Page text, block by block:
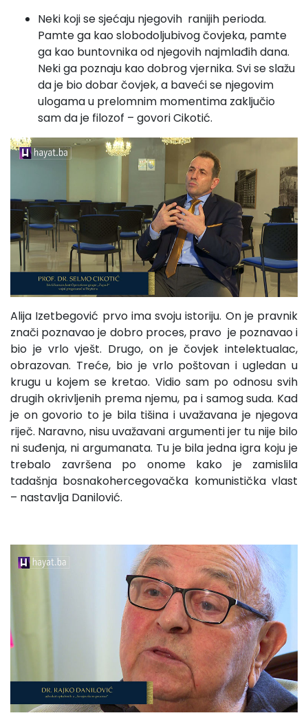
Neki koji se sjećaju njegovih ranijih perioda.
Pamte ga kao slobodoljubivog čovjeka, pamte
ga kao buntovnika od njegovih najmlađih dana.
Neki ga poznaju kao dobrog vjernika. Svi se slažu
da je bio dobar čovjek, a baveći se njegovim
ulogama u prelomnim momentima zaključio
sam da je filozof – govori Cikotić.
Alija Izetbegović prvo ima svoju istoriju. On je pravnik
znači poznavao je dobro proces, pravo je poznavao i
bio je vrlo vješt. Drugo, on je čovjek intelektualac,
obrazovan. Treće, bio je vrlo poštovan i ugledan u
krugu u kojem se kretao. Vidio sam po odnosu svih
drugih okrivljenih prema njemu, pa i samog suda. Kad
je on govorio to je bila tišina i uvažavana je njegova
riječ. Naravno, nisu uvažavani argumenti jer tu nije bilo
ni suđenja, ni argumanata. Tu je bila jedna igra koju je
trebalo završena po onome kako je zamislila
tadašnja bosnakohercegovačka komunistička vlast
– nastavlja Danilović.